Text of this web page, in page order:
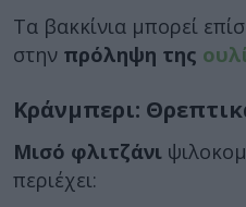
Τα βακκίνια μπορεί
στην πρόληψη της
Κράνμπερι:
Μισό φλιτζάνι
περιέχει: